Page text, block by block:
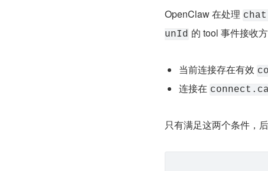
OpenClaw 在处理
unId 的 tool 事件接收
当前连接存在有效
连接在
只有满足这两个条件，